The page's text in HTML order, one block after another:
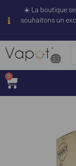
☀️ La boutique
souhaitons un
0